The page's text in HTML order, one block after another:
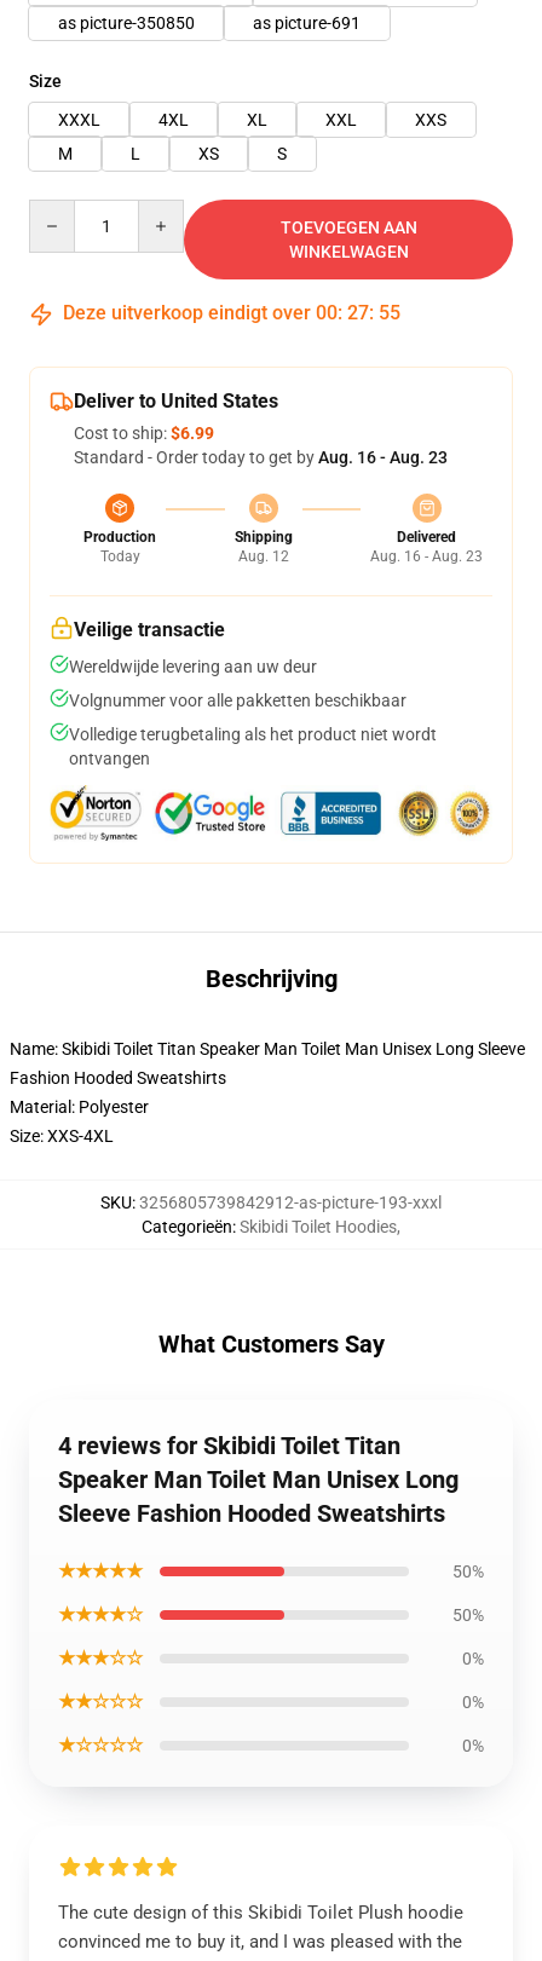
as picture-350850
as picture-691
Size
XXXL
4XL XL XXL
XXS
M
L XS S
TOEVOEGEN AAN
WINKELWAGEN
Deze uitverkoop eindigt over 00: 27: 54
Deliver to United States
Cost to ship:$6.99
Standard - Order today to get byAug. 16 - Aug. 23
Production
Today
Shipping
Aug. 12
Delivered
Aug. 16 - Aug. 23
Veilige transactie
Wereldwijde levering aan uw deur
Volgnummer voor alle pakketten beschikbaar
Volledige terugbetaling als het product niet wordt
ontvangen
Beschrijving
Name: Skibidi Toilet Titan Speaker Man Toilet Man Unisex Long Sleeve
Fashion Hooded Sweatshirts
Material: Polyester
Size: XXS-4XL
SKU:3256805739842912-as-picture-193-xxxl
Categorieën:Skibidi Toilet Hoodies,
What Customers Say
4 reviews for Skibidi Toilet Titan
Speaker Man Toilet Man Unisex Long
Sleeve Fashion Hooded Sweatshirts
★★★★★ 50%
★★★★☆ 50%
★★★☆☆ 0%
★★☆☆☆ 0%
★☆☆☆☆ 0%
The cute design of this Skibidi Toilet Plush hoodie
convinced me to buy it, and I was pleased with the